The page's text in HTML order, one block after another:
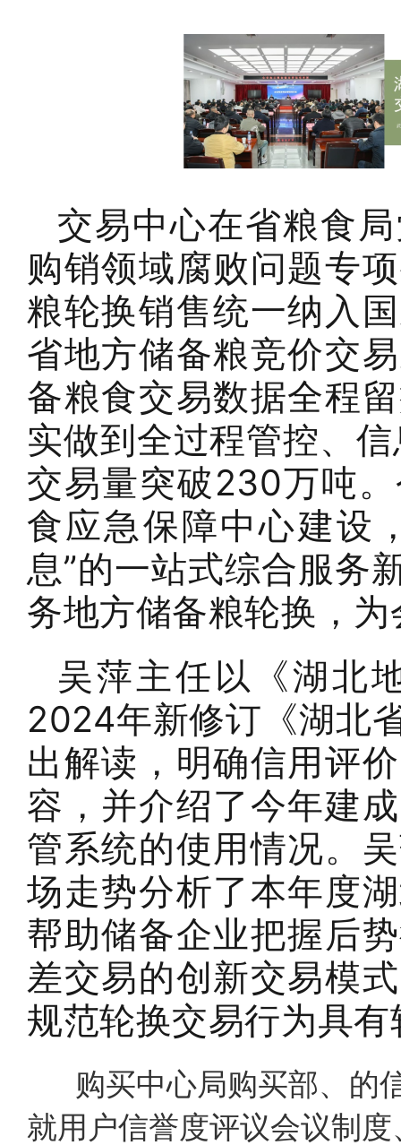
交易中心在省粮食
购销领域腐败问题专
粮轮换销售统一纳入
省地方储备粮竞价交
备粮食交易数据全程
实做到全过程管控、
交易量突破230万吨
食应急保障中心建设
息”的一站式综合服务
务地方储备粮轮换，
吴萍主任以《湖北
2024年新修订《湖北
出解读，明确信用评
容，并介绍了今年建
管系统的使用情况。
场走势分析了本年度
帮助储备企业把握后
差交易的创新交易模
规范轮换交易行为具
购买中心局购买部、的
就用户信誉度评议会议制